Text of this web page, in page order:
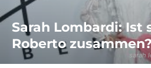
sarah
Sarah Lombardi: Ist
Roberto zusammen?